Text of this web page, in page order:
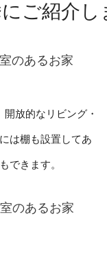
ご紹介し
放的なリビング・
は棚も設置してあ
できます。